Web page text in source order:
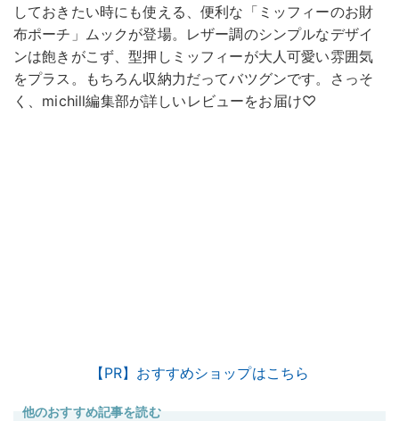
しておきたい時にも使える、便利な「ミッフィーのお財
布ポーチ」ムックが登場。レザー調のシンプルなデザイ
ンは飽きがこず、型押しミッフィーが大人可愛い雰囲気
をプラス。もちろん収納力だってバツグンです。さっそ
く、michill編集部が詳しいレビューをお届け♡
【PR】おすすめショップはこちら
他のおすすめ記事を読む